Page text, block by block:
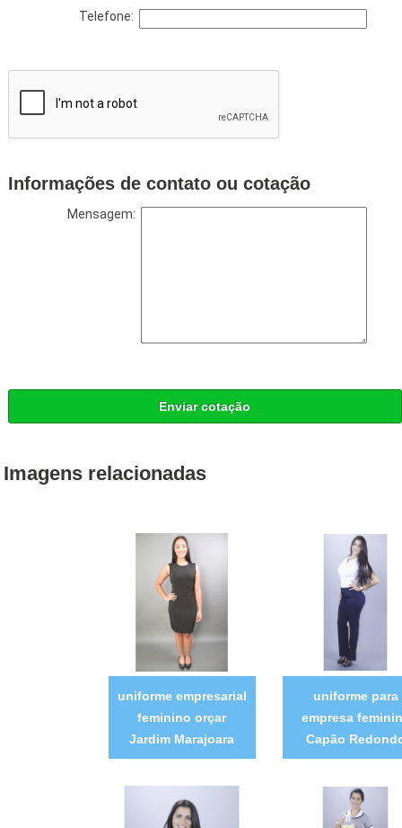
Telefone:
Informações de contato ou cotação
Mensagem:
Enviar cotação
Imagens relacionadas
uniforme empresarial
feminino orçar
Jardim Marajoara
uniforme para
empresa
Capão